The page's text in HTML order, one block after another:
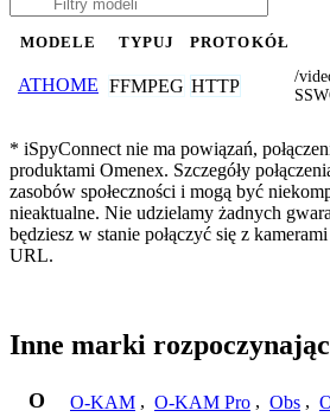
MODELE TYPUJ PROTOKÓŁ
ATHOME FFMPEG HTTP
/
* iSpyConnect nie ma powiązań,
produktami Omenex. Szczegóły
zasobów społeczności i mogą być
nieaktualne. Nie udzielamy żadnych
będziesz w stanie połączyć się z
URL.
Inne marki
O O-KAM , O-KAM Pro , Obs ,